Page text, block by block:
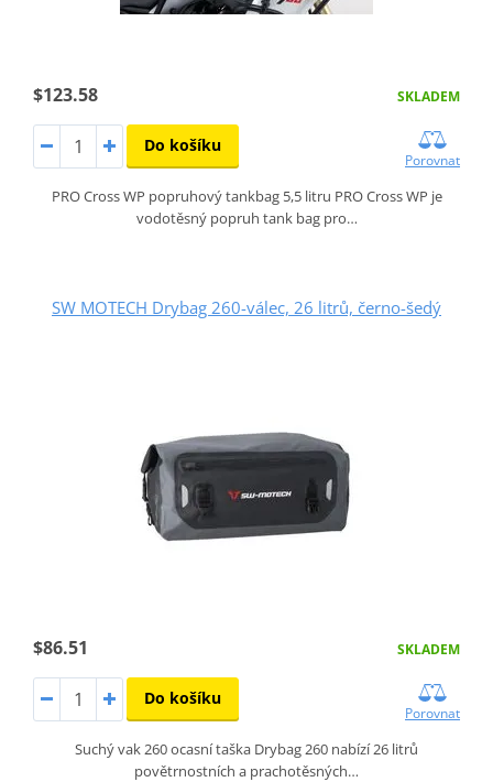
$123.58 SKLADEM
Do košíku
Porovnat
PRO Cross WP popruhový tankbag 5,5 litru PRO Cross WP je
vodotěsný popruh tank bag pro…
SW MOTECH Drybag 260-válec, 26 litrů, černo-šedý
$86.51 SKLADEM
Do košíku
Porovnat
Suchý vak 260 ocasní taška Drybag 260 nabízí 26 litrů
povětrnostních a prachotěsných…